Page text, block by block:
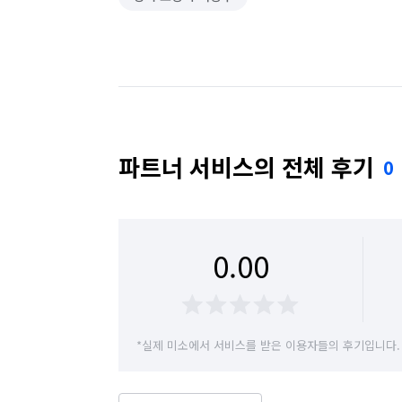
파트너 서비스의 전체 후기 0
0.00
*실제 미소에서 서비스를 받은 이용자들의 후기입니다.